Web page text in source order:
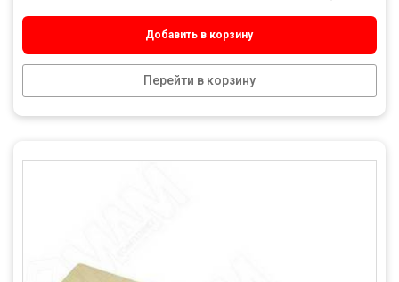
Добавить в корзину
Перейти в корзину